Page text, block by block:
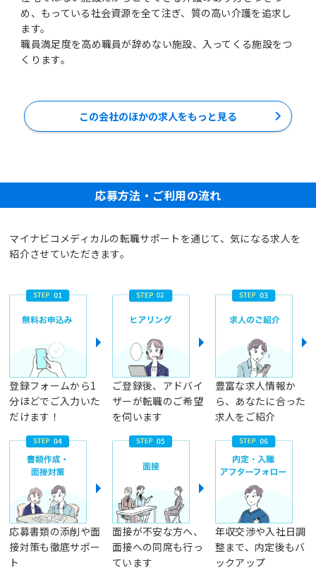
め、もっている社会資源を全て注ぎ、質の高い介護を追求し
ます。
職員満足度を高め職員が辞めない施設、入ってくる施設をつ
くります。
この会社のほかの求人をもっと見る
応募方法・ご利用の流れ
マイナビコメディカルの転職サポートを通じて、気になる求人を
紹介させていただきます。
登録フォームから1
分ほどでご入力いた
だけます！
ご登録後、アドバイ
ザーが転職のご希望
を伺います
豊富な求人情報か
ら、あなたに合った
求人をご紹介
応募書類の添削や面
接対策も徹底サポー
ト
面接が不安な方へ、
面接への同席も行っ
ています
年収交渉や入社日調
整まで、内定後もバ
ックアップ